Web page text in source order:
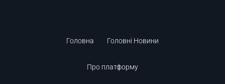
Головна Головні Новини
Про платформу